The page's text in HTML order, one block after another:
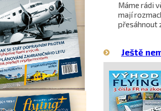
Projekt nadzvukového
letounu X-59 QueSST
směřuje k prvnímu letu
Máme rádi
mají
přesáhnout
Ještě